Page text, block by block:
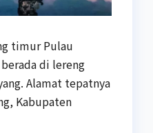
timur Pulau
di lereng
Alamat tepatnya
Kabupaten